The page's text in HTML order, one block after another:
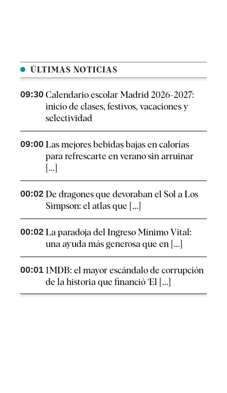
ÚLTIMAS NOTICIAS
09:30 Calendario escolar Madrid 2026-2027:
inicio de clases, festivos, vacaciones y
selectividad
09:00 Las mejores bebidas bajas en calorías
para refrescarte en verano sin arruinar
[...]
00:02 De dragones que devoraban el Sol a Los
Simpson: el atlas que [...]
00:02 La paradoja del Ingreso Mínimo Vital:
una ayuda más generosa que en [...]
00:01 1MDB: el mayor escándalo de corrupción
de la historia que financió ‘El [...]